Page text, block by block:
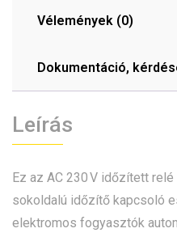
Vélemények (0)
Dokumentáció,
Leírás
Ez az AC 230 V időzített
sokoldalú időzítő kapcsoló
elektromos fogyasztók